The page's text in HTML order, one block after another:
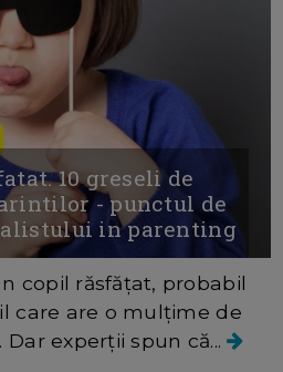
10 greseli de
- punctul de
in parenting
copil răsfățat, probabil
care are o mulțime de
experții spun că...